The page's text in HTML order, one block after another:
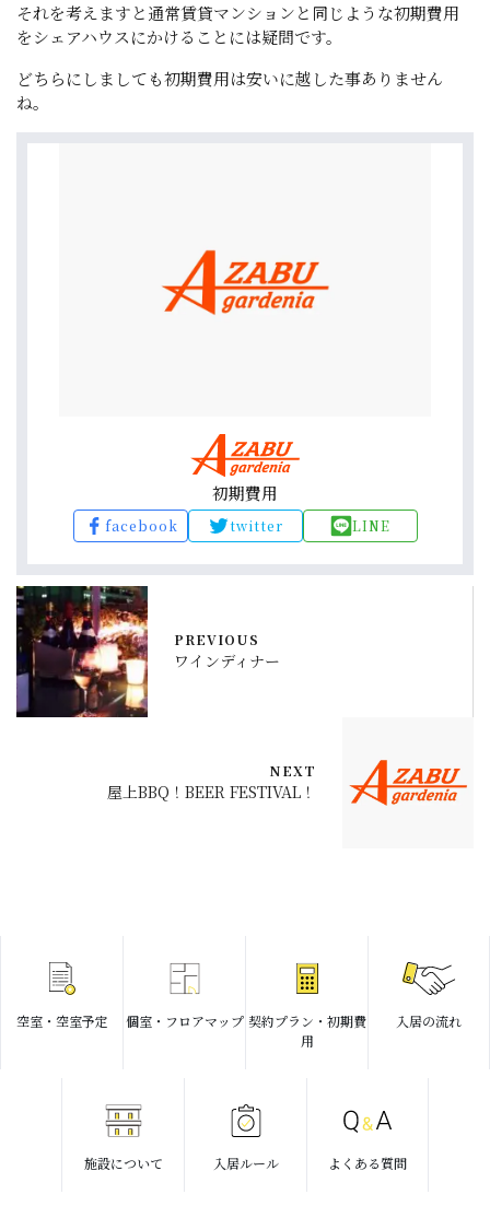
それを考えますと通常賃貸マンションと同じような初期費用
をシェアハウスにかけることには疑問です。
どちらにしましても初期費用は安いに越した事ありません
ね。
初期費用
facebook twitter LINE
PREVIOUS
ワインディナー
NEXT
屋上BBQ！BEER FESTIVAL！
空室・空室予定 個室・フロアマップ 契約プラン・初期費
用
入居の流れ
施設について 入居ルール よくある質問